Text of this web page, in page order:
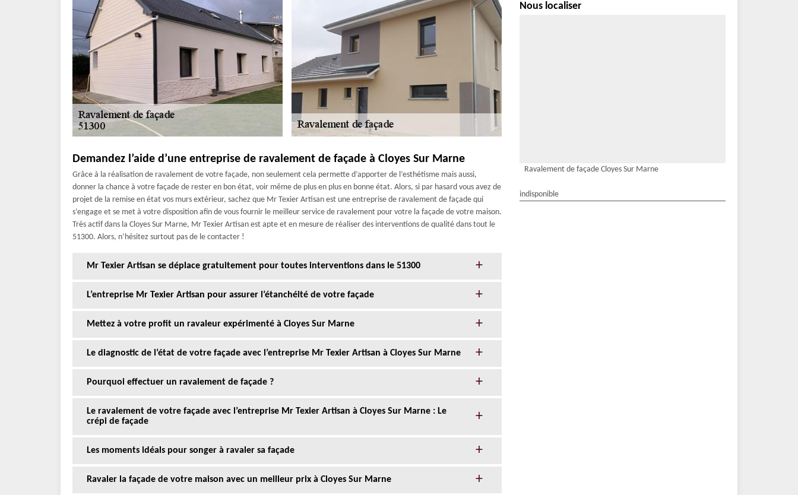
Demandez l’aide d’une entreprise de ravalement de façade à Cloyes Sur Marne
Grâce à la réalisation de ravalement de votre façade, non seulement cela permette d’apporter de l’esthétisme mais aussi,
donner la chance à votre façade de rester en bon état, voir même de plus en plus en bonne état. Alors, si par hasard vous avez de
projet de la remise en état vos murs extérieur, sachez que Mr Texier Artisan est une entreprise de ravalement de façade qui
s’engage et se met à votre disposition afin de vous fournir le meilleur service de ravalement pour votre la façade de votre maison.
Très actif dans la Cloyes Sur Marne, Mr Texier Artisan est apte et en mesure de réaliser des interventions de qualité dans tout le
51300. Alors, n’hésitez surtout pas de le contacter !
Mr Texier Artisan se déplace gratuitement pour toutes interventions dans le 51300
L’entreprise Mr Texier Artisan pour assurer l’étanchéité de votre façade
Mettez à votre profit un ravaleur expérimenté à Cloyes Sur Marne
Le diagnostic de l’état de votre façade avec l’entreprise Mr Texier Artisan à Cloyes Sur Marne
Pourquoi effectuer un ravalement de façade ?
Le ravalement de votre façade avec l’entreprise Mr Texier Artisan à Cloyes Sur Marne : Le
crépi de façade
Les moments idéals pour songer à ravaler sa façade
Ravaler la façade de votre maison avec un meilleur prix à Cloyes Sur Marne
Nous localiser
Ravalement de façade Cloyes Sur Marne
indisponible